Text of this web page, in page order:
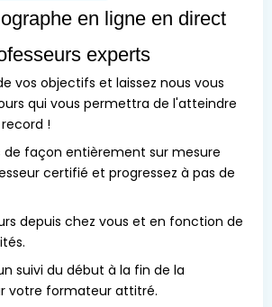
en ligne en direct
experts
vos objectifs et laissez nous vous
qui vous permettra de l'atteindre
!
de façon entièrement sur mesure
certifié et progressez à pas de
depuis chez vous et en fonction de
suivi du début à la fin de la
votre formateur attitré.